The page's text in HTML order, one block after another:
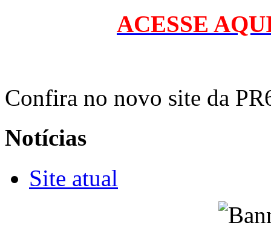
ACESSE
Confira no novo site da
Notícias
Site atual